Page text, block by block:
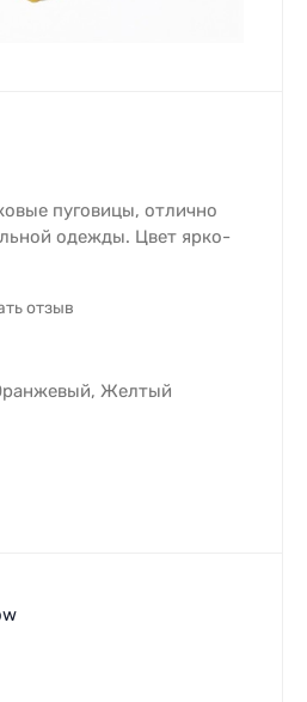
пуговицы, отлично
одежды. Цвет ярко-
отзыв
Желтый